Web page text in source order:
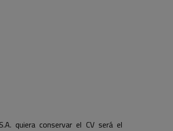
quiera conservar el CV será el